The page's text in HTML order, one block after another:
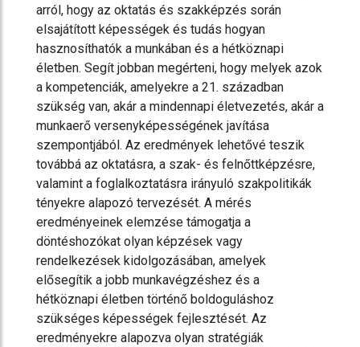
arról, hogy az oktatás és szakképzés során
elsajátított képességek és tudás hogyan
hasznosíthatók a munkában és a hétköznapi
életben. Segít jobban megérteni, hogy melyek azok
a kompetenciák, amelyekre a 21. században
szükség van, akár a mindennapi életvezetés, akár a
munkaerő versenyképességének javítása
szempontjából. Az eredmények lehetővé teszik
továbbá az oktatásra, a szak- és felnőttképzésre,
valamint a foglalkoztatásra irányuló szakpolitikák
tényekre alapozó tervezését. A mérés
eredményeinek elemzése támogatja a
döntéshozókat olyan képzések vagy
rendelkezések kidolgozásában, amelyek
elősegítik a jobb munkavégzéshez és a
hétköznapi életben történő boldoguláshoz
szükséges képességek fejlesztését. Az
eredményekre alapozva olyan stratégiák